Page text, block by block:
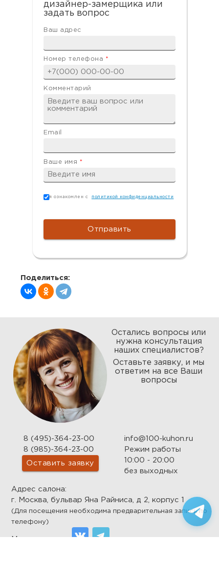
дизайнер-замерщика или
задать вопрос
Ваш адрес
Номер телефона *
Комментарий
Email
Ваше имя *
я ознакомлен с
политикой конфиденциальности
Поделиться:
Остались вопросы или
нужна консультация
наших специалистов?
Оставьте заявку, и мы
ответим на все Ваши
вопросы
8 (495)-364-23-00
8 (985)-364-23-00
Оставить заявку
info@100-kuhon.ru
Режим работы
10:00 - 20:00
без выходных
Адрес салона:
г. Москва, бульвар Яна Райниса, д 2, корпус 1
(Для посещения необходима предварительная запись по
телефону)
Мы в соцсетях: